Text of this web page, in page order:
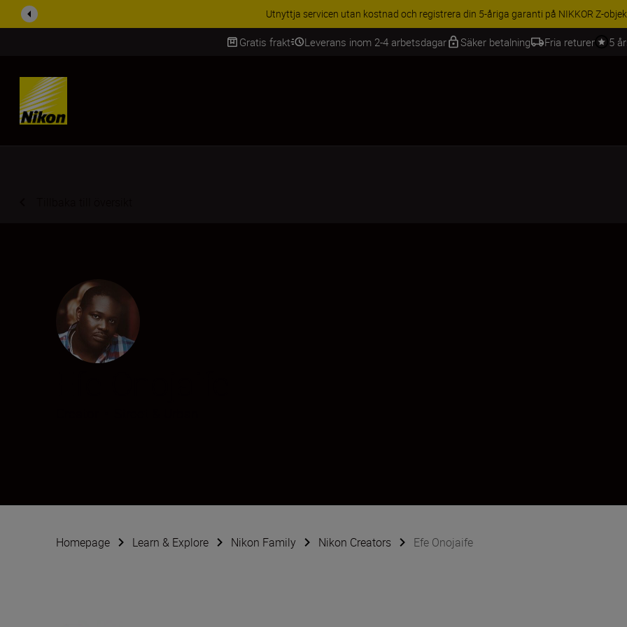
RABATT PÅ TILLBEHÖR | Få 15 % rabatt på utvalda tillbehör, komplettera din
Gratis frakt Leverans inom 2-4 arbetsdagar Säker betalning Fria returer 5
SKIP
Homepage Learn & Explore Nikon Family Nikon Creators Efe Onojaife